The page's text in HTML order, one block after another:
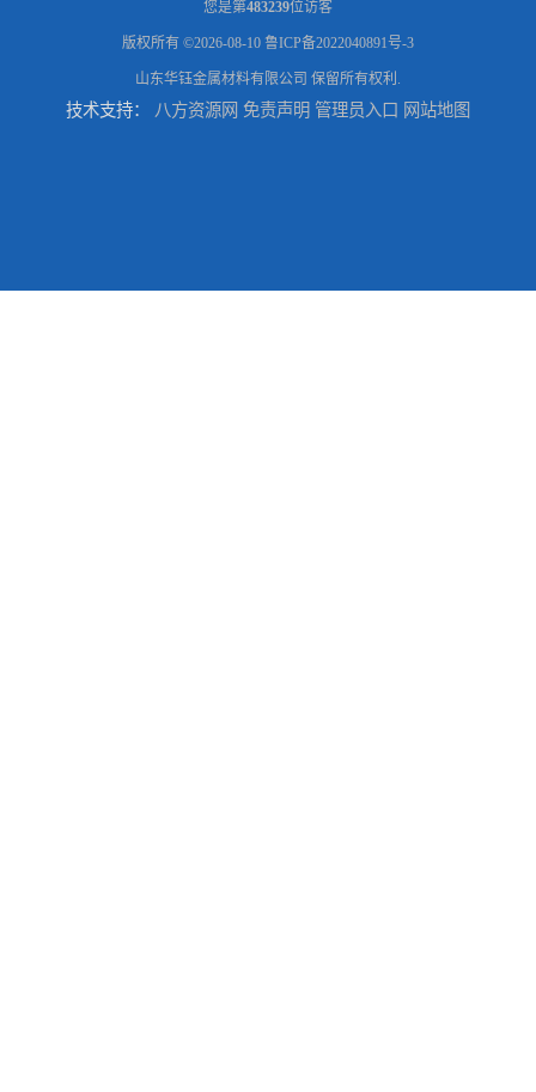
您是第483239位访客
版权所有 ©2026-08-10 鲁ICP备2022040891号-3
山东华钰金属材料有限公司 保留所有权利.
技术支持： 八方资源网 免责声明 管理员入口 网站地图